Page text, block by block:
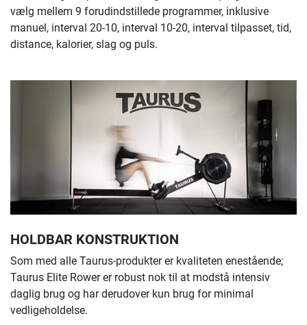
vælg mellem 9 forudindstillede programmer, inklusive
manuel, interval 20-10, interval 10-20, interval tilpasset, tid,
distance, kalorier, slag og puls.
HOLDBAR KONSTRUKTION
Som med alle Taurus-produkter er kvaliteten enestående;
Taurus Elite Rower er robust nok til at modstå intensiv
daglig brug og har derudover kun brug for minimal
vedligeholdelse.